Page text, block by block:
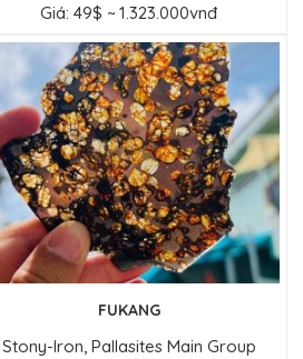
Giá: 49$ ~ 1.323.000vnđ
FUKANG
Stony-Iron, PallasitesMain Group